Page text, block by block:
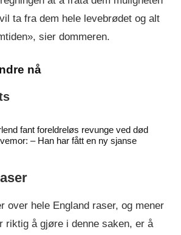
ta fra dem hele levebrødet og alt
sier dommeren.
fant foreldreløs revunge ved død
– Han har fått en ny sjanse
over hele England raser, og mener
riktig å gjøre i denne saken, er å